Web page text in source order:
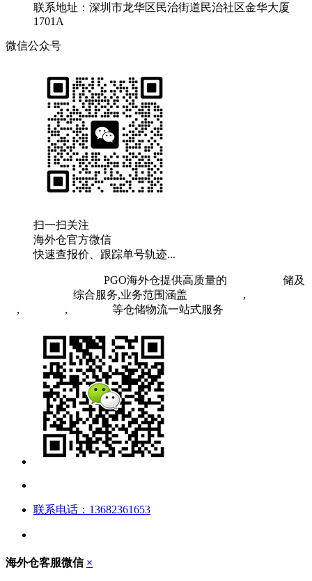
联系地址：深圳市龙华区民治街道民治社区金华大厦
1701A
微信公众号
扫一扫关注
海外仓官方微信
快速查报价、跟踪单号轨迹...
PGO海外仓提供高质量的
储及
综合服务,业务范围涵盖 ,
, , 等仓储物流一站式服务
联系电话：13682361653
海外仓客服微信 ×